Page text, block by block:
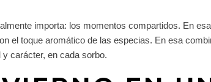
importa: los momentos compartidos. En
el toque aromático de las especias. En esa
carácter, en cada sorbo.